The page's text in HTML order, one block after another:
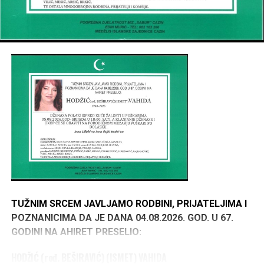
TUŽNIM SRCEM JAVLJAMO RODBINI, PRIJATELJIMA I
POZNANICIMA DA JE DANA 04.08.2026. GOD. U 67.
GODINI NA AHIRET PRESELIO: